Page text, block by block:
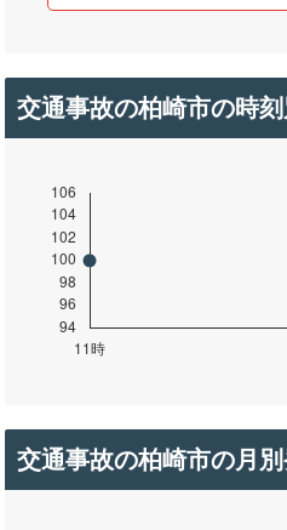
交通事故の柏崎市の時
交通事故の柏崎市の月